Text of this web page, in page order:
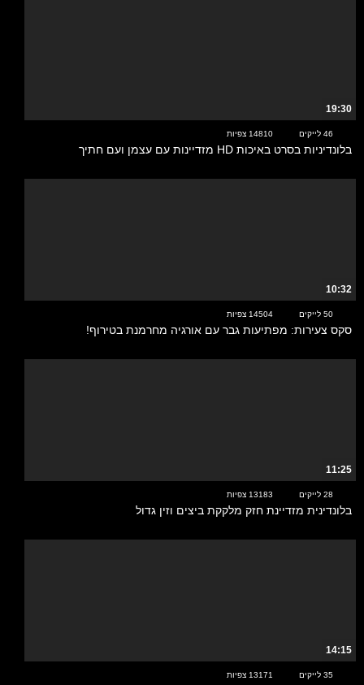
19:30
46 לייקים 14810 צפיות
בלונדיניות בסרט באיכות HD מזדיינות עם עצמן ועם חתיך
10:32
50 לייקים 14504 צפיות
סקס צעירות: מפתיעות גבר עם אורגיה מחרמנת בטירוף!
11:25
28 לייקים 13183 צפיות
בלונדינית מזדיינת חזק מלקקת ביצים וזין גדול
14:15
35 לייקים 13171 צפיות